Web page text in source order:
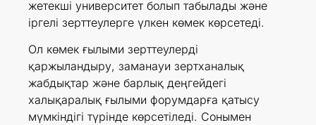
жетекші университет болып табылады және
іргелі зерттеулерге үлкен көмек көрсетеді.
Ол көмек ғылыми зерттеулерді
қаржыландыру, заманауи зертханалық
жабдықтар және барлық деңгейдегі
халықаралық ғылыми форумдарға қатысу
мүмкіндігі түрінде көрсетіледі. Сонымен